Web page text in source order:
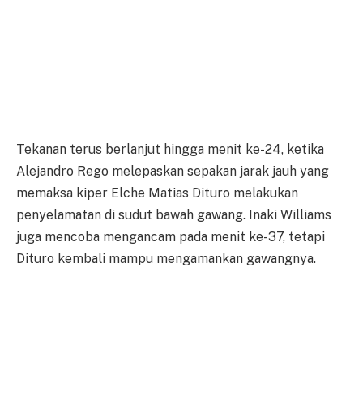
Tekanan terus berlanjut hingga menit ke-24, ketika
Alejandro Rego melepaskan sepakan jarak jauh yang
memaksa kiper Elche Matias Dituro melakukan
penyelamatan di sudut bawah gawang. Inaki Williams
juga mencoba mengancam pada menit ke-37, tetapi
Dituro kembali mampu mengamankan gawangnya.